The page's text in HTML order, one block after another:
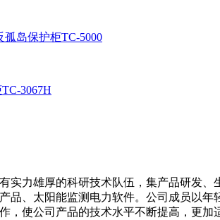
岛保护柜TC-5000
3067H
实力雄厚的科研技术队伍，集产品研发
品、太阳能监测电力软件。公司成员以
，使公司产品的技术水平不断提高，更